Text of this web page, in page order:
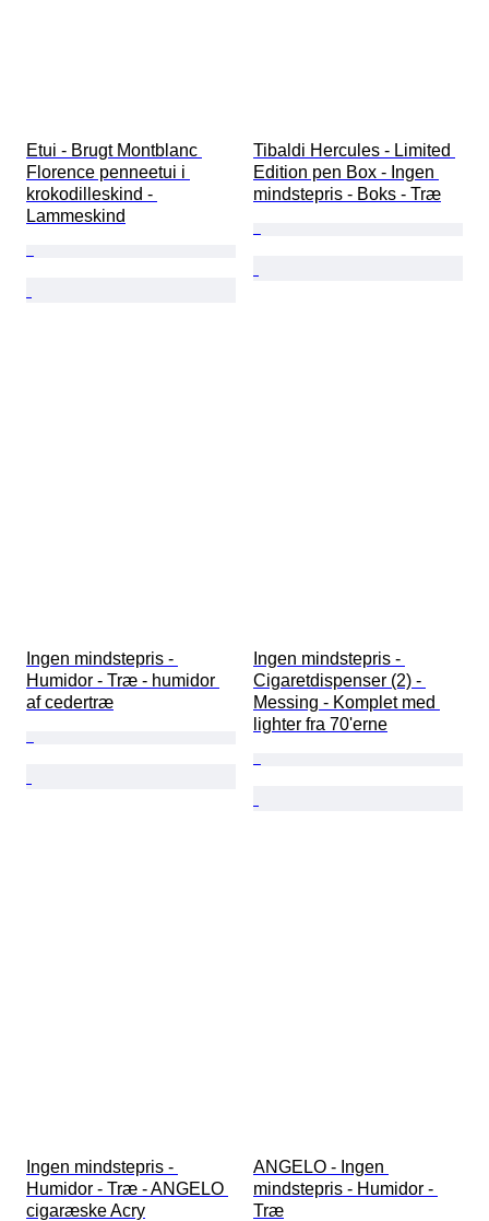
Etui - Brugt Montblanc
Florence penneetui i
krokodilleskind -
Lammeskind
Tibaldi Hercules - Limited
Edition pen Box - Ingen
mindstepris - Boks - Træ
Ingen mindstepris -
Humidor - Træ - humidor
af cedertræ
Ingen mindstepris -
Cigaretdispenser (2) -
Messing - Komplet med
lighter fra 70'erne
Ingen mindstepris -
Humidor - Træ - ANGELO
cigaræske Acry
ANGELO - Ingen
mindstepris - Humidor -
Træ